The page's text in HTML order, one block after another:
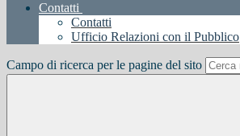
Contatti
Contatti
Ufficio Relazioni con il Pubblico
Campo di ricerca per le pagine del sito